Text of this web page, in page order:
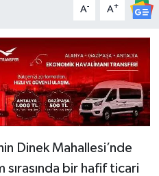
A- A+
Dinek Mahallesi’nde
bir hafif ticari